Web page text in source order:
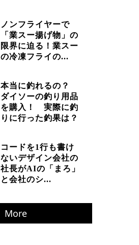
ノンフライヤーで
「業スー揚げ物」の
限界に迫る！業スー
の冷凍フライの...
本当に釣れるの？
ダイソーの釣り用品
を購入！ 実際に釣
りに行った釣果は？
コードを1行も書け
ないデザイン会社の
社長がAIの「まろ」
と会社のシ...
More